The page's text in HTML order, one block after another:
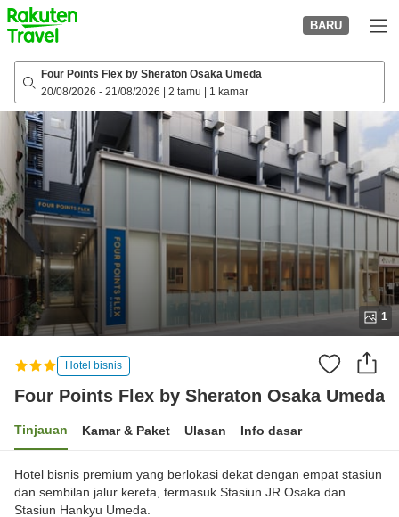
to
top
page
BARU
Four Points Flex by Sheraton Osaka Umeda
20/08/2026 - 21/08/2026 2 tamu 1 kamar
1
Hotel bisnis
Four Points Flex by Sheraton Osaka Umeda
Tinjauan Kamar & Paket Ulasan Info dasar
Hotel bisnis premium yang berlokasi dekat dengan empat stasiun
dan sembilan jalur kereta, termasuk Stasiun JR Osaka dan
Stasiun Hankyu Umeda.